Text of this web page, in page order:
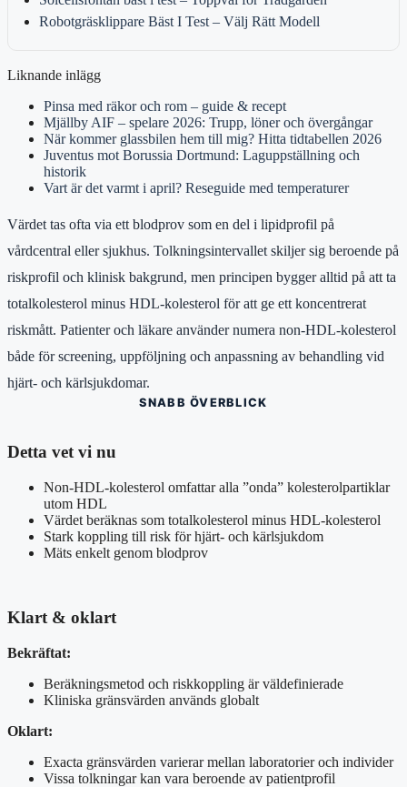
Robotgräsklippare Bäst I Test – Välj Rätt Modell
Liknande inlägg
Pinsa med räkor och rom – guide & recept
Mjällby AIF – spelare 2026: Trupp, löner och övergångar
När kommer glassbilen hem till mig? Hitta tidtabellen 2026
Juventus mot Borussia Dortmund: Laguppställning och
historik
Vart är det varmt i april? Reseguide med temperaturer
Värdet tas ofta via ett blodprov som en del i lipidprofil på
vårdcentral eller sjukhus. Tolkningsintervallet skiljer sig beroende på
riskprofil och klinisk bakgrund, men principen bygger alltid på att ta
totalkolesterol minus HDL-kolesterol för att ge ett koncentrerat
riskmått. Patienter och läkare använder numera non-HDL-kolesterol
både för screening, uppföljning och anpassning av behandling vid
hjärt- och kärlsjukdomar.
SNABB ÖVERBLICK
Detta vet vi nu
Non-HDL-kolesterol omfattar alla ”onda” kolesterolpartiklar
utom HDL
Värdet beräknas som totalkolesterol minus HDL-kolesterol
Stark koppling till risk för hjärt- och kärlsjukdom
Mäts enkelt genom blodprov
Klart & oklart
Bekräftat:
Beräkningsmetod och riskkoppling är väldefinierade
Kliniska gränsvärden används globalt
Oklart:
Exacta gränsvärden varierar mellan laboratorier och individer
Vissa tolkningar kan vara beroende av patientprofil